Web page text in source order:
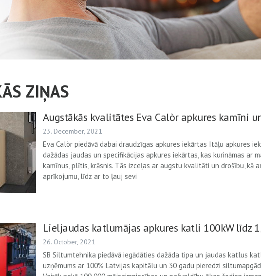
ZIŅAS
Augstākās kvalitātes Eva Calòr apkures kamīni
23. December, 2021
Eva Calòr piedāvā dabai draudzīgas apkures iekārtas Itāļu apkures
dažādas jaudas un specifikācijas apkures iekārtas, kas kurināmas ar
kamīnus, plītis, krāsnis. Tās izceļas ar augstu kvalitāti un drošību, kā
aprīkojumu, līdz ar to ļauj sevi
Lieljaudas katlumājas apkures katli 100kW līdz
26. October, 2021
SB Siltumtehnika piedāvā iegādāties dažāda tipa un jaudas katlus
uzņēmums ar 100% Latvijas kapitālu un 30 gadu pieredzi